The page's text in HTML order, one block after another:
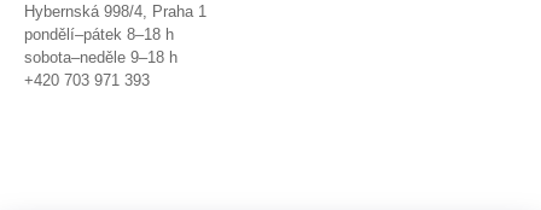
Hybernská 998/4, Praha 1
pondělí–pátek 8–18 h
sobota–neděle 9–18 h
+420 703 971 393